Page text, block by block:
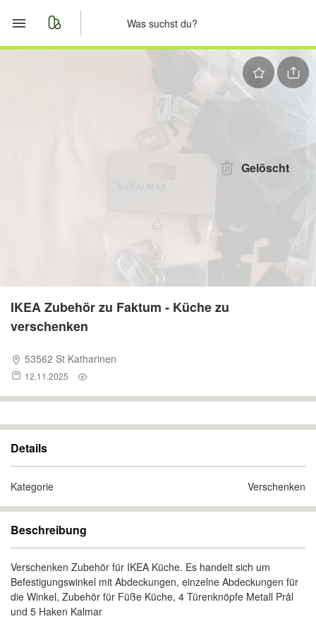
Gelöscht
IKEA Zubehör zu Faktum - Küche zu
verschenken
53562 St Katharinen
12.11.2025
Details
Kategorie Verschenken
Beschreibung
Verschenken Zubehör für IKEA Küche. Es handelt sich um
Befestigungswinkel mit Abdeckungen, einzelne Abdeckungen für
die Winkel, Zubehör für Füße Küche, 4 Türenknöpfe Metall Prål
und 5 Haken Kalmar